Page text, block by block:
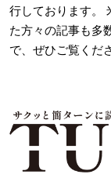
行しております。
た方々の記事も多
で、ぜひご覧くだ